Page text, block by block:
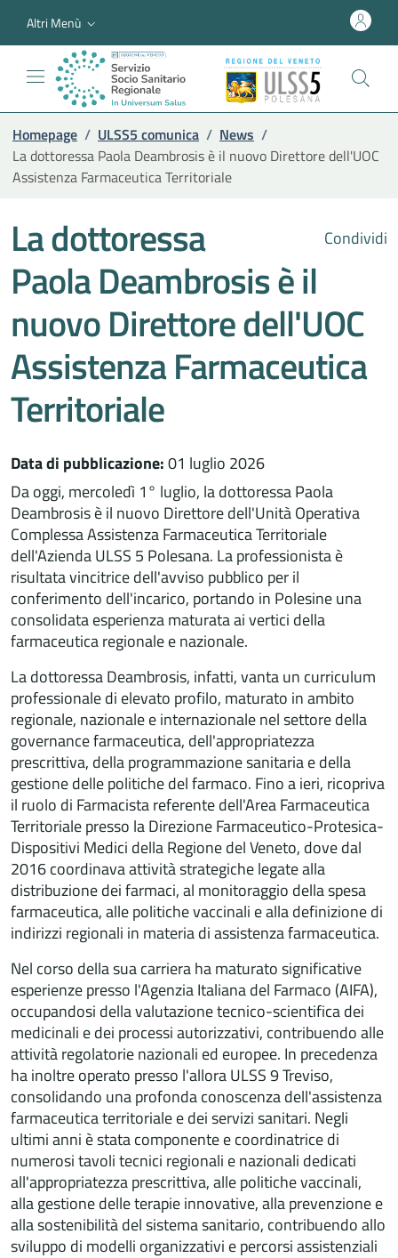
Altri Menù
Homepage / ULSS5 comunica / News /
La dottoressa Paola Deambrosis è il nuovo Direttore dell'UOC
Assistenza Farmaceutica Territoriale
Condividi
La dottoressa
Paola Deambrosis è il
nuovo Direttore dell'UOC
Assistenza Farmaceutica
Territoriale
Data di pubblicazione:01 luglio 2026
Da oggi, mercoledì 1° luglio, la dottoressa Paola
Deambrosis è il nuovo Direttore dell'Unità Operativa
Complessa Assistenza Farmaceutica Territoriale
dell'Azienda ULSS 5 Polesana. La professionista è
risultata vincitrice dell'avviso pubblico per il
conferimento dell'incarico, portando in Polesine una
consolidata esperienza maturata ai vertici della
farmaceutica regionale e nazionale.
La dottoressa Deambrosis, infatti, vanta un curriculum
professionale di elevato profilo, maturato in ambito
regionale, nazionale e internazionale nel settore della
governance farmaceutica, dell'appropriatezza
prescrittiva, della programmazione sanitaria e della
gestione delle politiche del farmaco. Fino a ieri, ricopriva
il ruolo di Farmacista referente dell'Area Farmaceutica
Territoriale presso la Direzione Farmaceutico-Protesica-
Dispositivi Medici della Regione del Veneto, dove dal
2016 coordinava attività strategiche legate alla
distribuzione dei farmaci, al monitoraggio della spesa
farmaceutica, alle politiche vaccinali e alla definizione di
indirizzi regionali in materia di assistenza farmaceutica.
Nel corso della sua carriera ha maturato significative
esperienze presso l'Agenzia Italiana del Farmaco (AIFA),
occupandosi della valutazione tecnico-scientifica dei
medicinali e dei processi autorizzativi, contribuendo alle
attività regolatorie nazionali ed europee. In precedenza
ha inoltre operato presso l'allora ULSS 9 Treviso,
consolidando una profonda conoscenza dell'assistenza
farmaceutica territoriale e dei servizi sanitari. Negli
ultimi anni è stata componente e coordinatrice di
numerosi tavoli tecnici regionali e nazionali dedicati
all'appropriatezza prescrittiva, alle politiche vaccinali,
alla gestione delle terapie innovative, alla prevenzione e
alla sostenibilità del sistema sanitario, contribuendo allo
sviluppo di modelli organizzativi e percorsi assistenziali